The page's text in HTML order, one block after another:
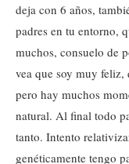
deja con 6 años,
padres en tu entorno,
muchos, consuelo de
vea que soy muy
pero hay muchos
natural. Al final todo
tanto. Intento
genéticamente tengo